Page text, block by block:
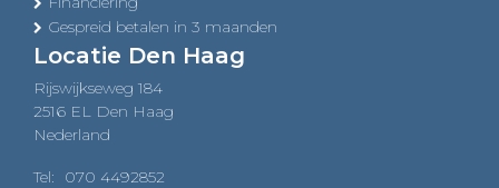
Gespreid betalen in 3 maanden
Locatie Den Haag
Rijswijkseweg 184
2516 EL Den Haag
Nederland
Tel: 070 4492852